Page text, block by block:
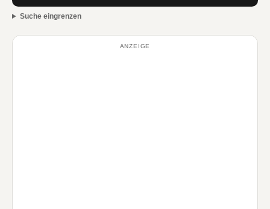
Suche eingrenzen
ANZEIGE